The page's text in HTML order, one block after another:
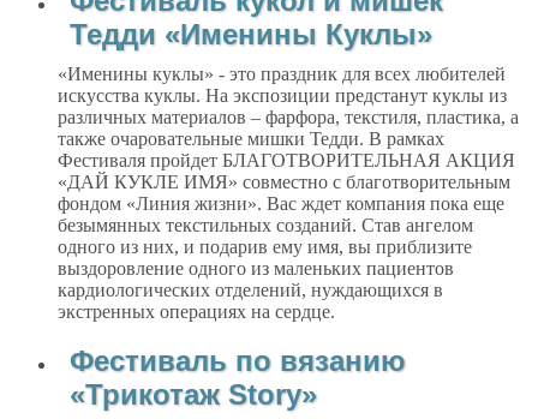
Тедди «Именины Куклы»
«Именины куклы» - это праздник для всех любителей
искусства куклы. На экспозиции предстанут куклы из
различных материалов – фарфора, текстиля, пластика, а
также очаровательные мишки Тедди. В рамках
Фестиваля пройдет БЛАГОТВОРИТЕЛЬНАЯ АКЦИЯ
«ДАЙ КУКЛЕ ИМЯ» совместно с благотворительным
фондом «Линия жизни». Вас ждет компания пока еще
безымянных текстильных созданий. Став ангелом
одного из них, и подарив ему имя, вы приблизите
выздоровление одного из маленьких пациентов
кардиологических отделений, нуждающихся в
экстренных операциях на сердце.
Фестиваль по вязанию
«Трикотаж Story»